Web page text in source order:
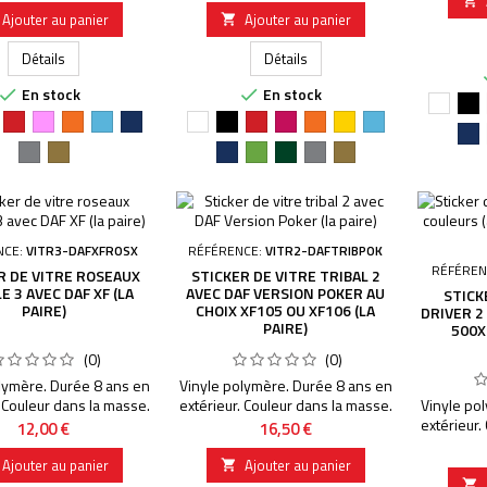
sur le visuel ne
pas partie du
acheté, il est juste
les visuels du site.
Ajouter au panier
Détails
 En stock
Rouge
vif
RoseOrangeBleu
clairfoncé
filigrane présent sur le visuel ne
fait évidemment pas partie du
produit acheté, il est juste
présent sur les visuels du site.
 Ajouter au panier
Détails
 En stock
Blanc
NoirRouge
vif
Magenta
OrangeJauneBleu
clair
Bleu
foncé
Vert
pomme
forêt
fait
VITR3-DAFXFROSX
DE VITRE ROSEAUX
3 AVEC DAF XF (LA
PAIRE)
(0)
Durée 8 ans en
dans la masse.
dans la masse, aucun
mention contraire. Le
sur le visuel ne
Prix
12,00 €
Ajouter au panier
RÉFÉRENCE:VITR2-DAFTRIBPOK
STICKER DE VITRE TRIBAL 2
AVEC DAF VERSION POKER AU
CHOIX XF105 OU XF106 (LA
PAIRE)
(0)
Vinyle polymère. Durée 8 ans en
extérieur. Couleur dans la masse.
Découpage dans la masse, aucun
fond sauf mention contraire. Le
filigrane présent sur le visuel ne
Prix
16,50 €
 Ajouter au panier
DRIVER
Vinyle
extérieur.
fond
